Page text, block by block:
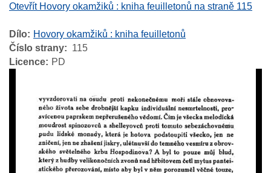
Otevřít Hovory okamžiků : kniha feuilletonů na straně 115
Dílo
Hovory okamžiků : kniha feuilletonů
Číslo strany
115
Licence
PD